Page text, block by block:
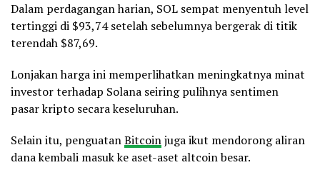
Dalam perdagangan harian, SOL sempat menyentuh level
tertinggi di $93,74 setelah sebelumnya bergerak di titik
terendah $87,69.
Lonjakan harga ini memperlihatkan meningkatnya minat
investor terhadap Solana seiring pulihnya sentimen
pasar kripto secara keseluruhan.
Selain itu, penguatanBitcoinjuga ikut mendorong aliran
dana kembali masuk ke aset-aset altcoin besar.